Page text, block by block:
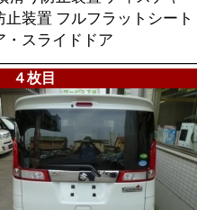
装置 フルフラットシート
・スライドドア
ダーＢ ＨＩＤ 両側電動
仕様車
４枚目